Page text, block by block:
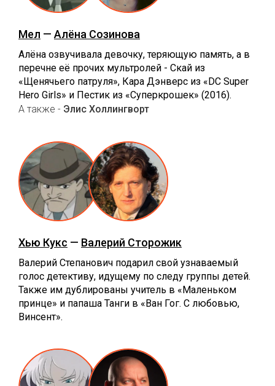
Мел — Алёна Созинова
Алёна озвучивала девочку, теряющую память, а в
перечне её прочих мультролей - Скай из
«Щенячьего патруля», Кара Дэнверс из «DC Super
Hero Girls» и Пестик из «Суперкрошек» (2016).
А также - Элис Холлингворт
Хью Кукс — Валерий Сторожик
Валерий Степанович подарил свой узнаваемый
голос детективу, идущему по следу группы детей.
Также им дублированы учитель в «Маленьком
принце» и папаша Танги в «Ван Гог. С любовью,
Винсент».